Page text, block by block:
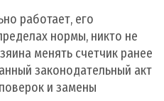
работает, его
нормы, никто не
менять счетчик ранее
законодательный акт
и замены